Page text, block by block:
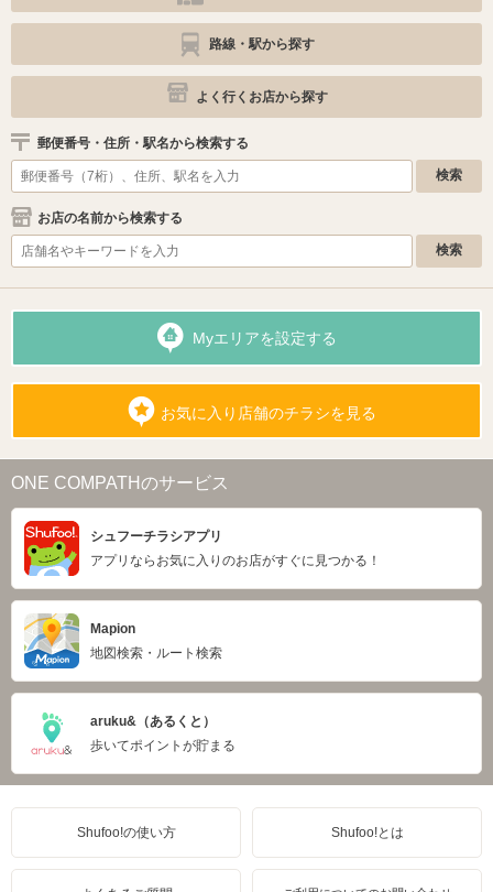
路線・駅から探す
よく行くお店から探す
郵便番号・住所・駅名から検索する
お店の名前から検索する
Myエリアを設定する
お気に入り店舗のチラシを見る
ONE COMPATHのサービス
シュフーチラシアプリ
アプリならお気に入りのお店がすぐに見つかる！
Mapion
地図検索・ルート検索
aruku&（あるくと）
歩いてポイントが貯まる
Shufoo!の使い方 Shufoo!とは